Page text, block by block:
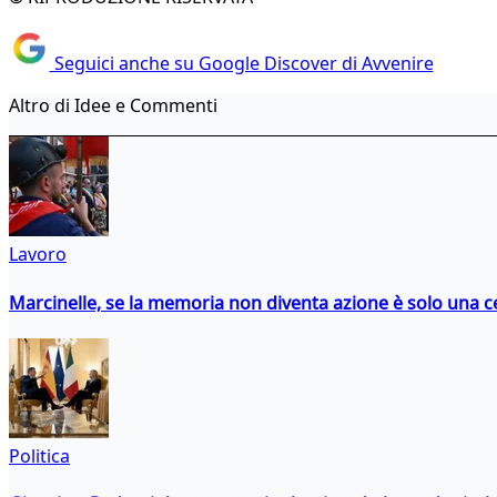
Seguici anche su Google Discover di Avvenire
Altro di Idee e Commenti
Lavoro
Marcinelle, se la memoria non diventa azione è solo una
Politica